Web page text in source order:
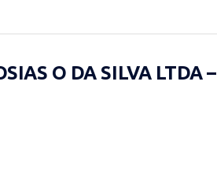
O DA SILVA LTDA –